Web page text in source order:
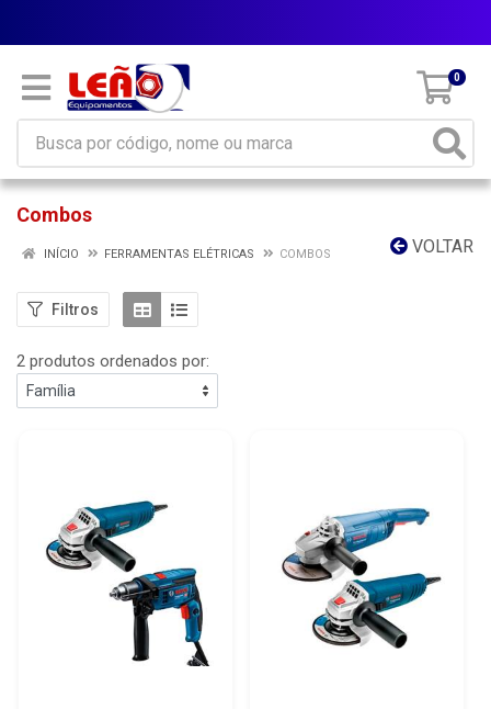
0
Combos
VOLTAR
INÍCIO FERRAMENTAS ELÉTRICAS COMBOS
Filtros
2 produtos ordenados por: